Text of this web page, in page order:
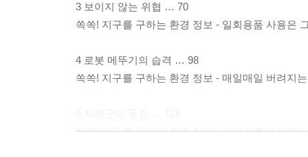
3 보이지 않는 위협 … 70
쏙쏙! 지구를 구하는 환경 정보 - 일회용품 사용은
4 로봇 메뚜기의 습격 … 98
쏙쏙! 지구를 구하는 환경 정보 - 매일매일 버려지
쏙쏙! 지구를 구하는 환경 정보 - 바다거북이 위험